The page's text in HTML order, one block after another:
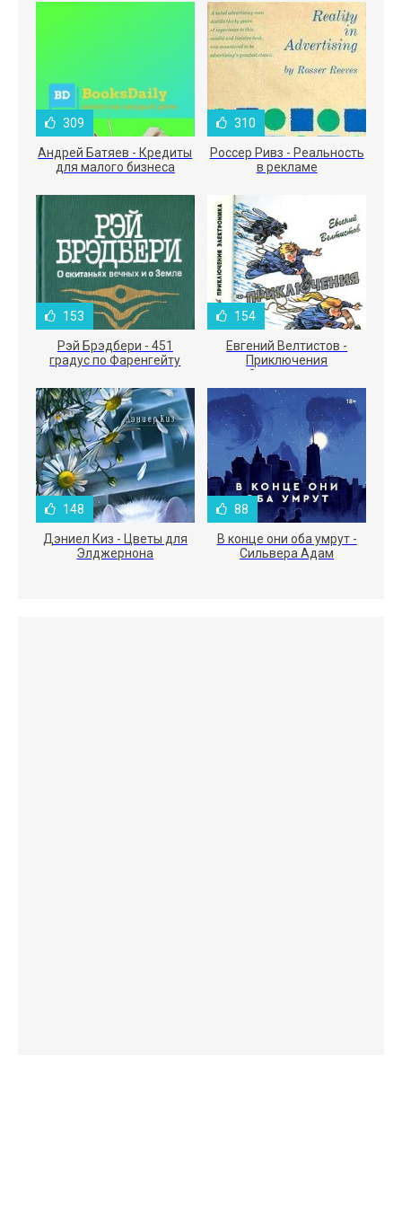
309
Андрей Батяев - Кредиты
для малого бизнеса
310
Россер Ривз - Реальность
в рекламе
153
Рэй Брэдбери - 451
градус по Фаренгейту
154
Евгений Велтистов -
Приключения
Электроника
148
Дэниел Киз - Цветы для
Элджернона
88
В конце они оба умрут -
Сильвера Адам